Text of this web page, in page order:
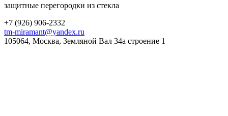
защитные перегородки из стекла
+7 (926) 906-2332
tm-miramant@yandex.ru
105064, Москва, Земляной Вал 34а строение 1